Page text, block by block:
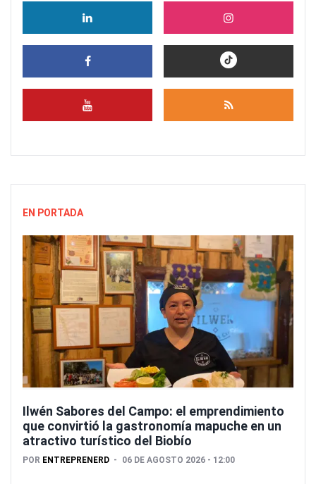
EN PORTADA
Ilwén Sabores del Campo: el emprendimiento
que convirtió la gastronomía mapuche en un
atractivo turístico del Biobío
POR ENTREPRENERD 06 DE AGOSTO 2026 - 12:00